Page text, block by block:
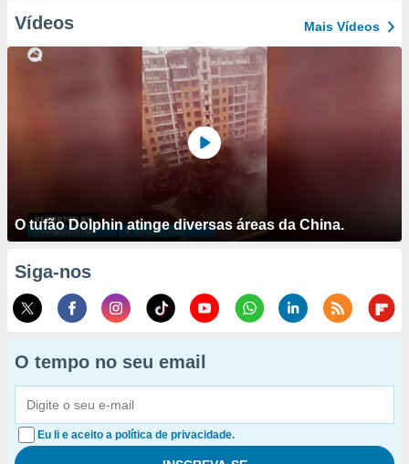
Vídeos Mais Vídeos
O tufão Dolphin atinge diversas áreas da China.
Siga-nos
O tempo no seu email
Eu li e aceito a política de privacidade.